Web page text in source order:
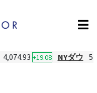
4,074.93 +19.08 NYダウ